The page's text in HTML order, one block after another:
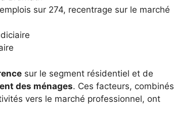
sur 274, recentrage sur le marché
sur le segment résidentiel et de
des ménages. Ces facteurs, combinés
vers le marché professionnel, ont